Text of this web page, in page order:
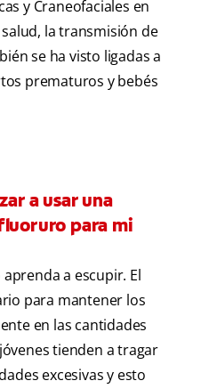
y Craneofaciales en
la transmisión de
se ha visto ligadas a
prematuros y bebés
a usar una
para mi
a escupir. El
para mantener los
en las cantidades
tienden a tragar
excesivas y esto